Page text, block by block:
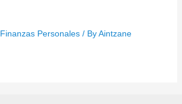
Finanzas Personales/ ByAintzane